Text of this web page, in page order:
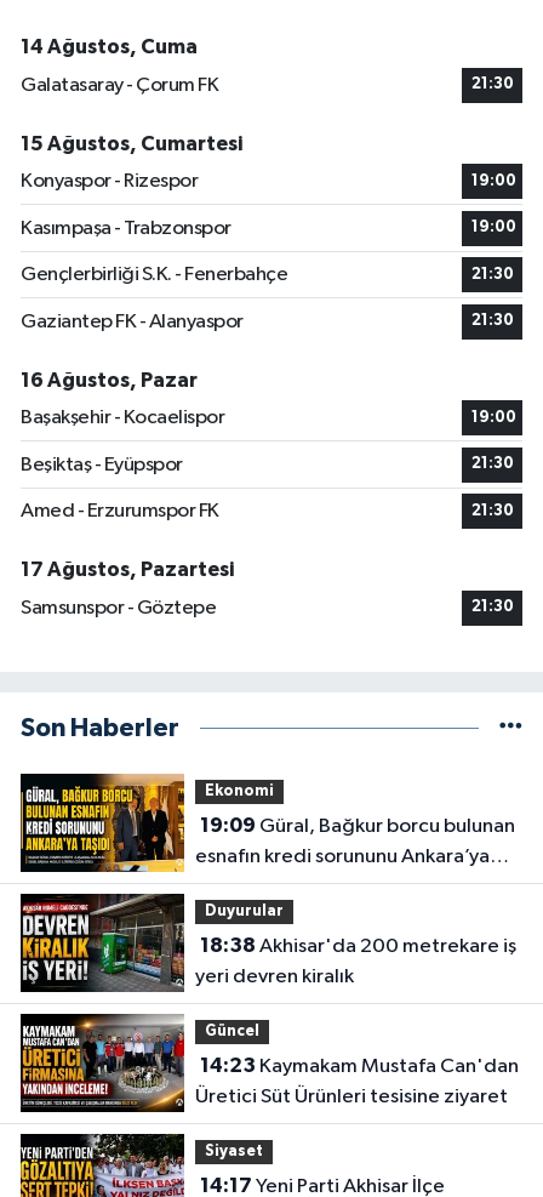
14 Ağustos, Cuma
Galatasaray - Çorum FK
21:30
15 Ağustos, Cumartesi
Konyaspor - Rizespor
19:00
Kasımpaşa - Trabzonspor 19:00
Gençlerbirliği S.K. - Fenerbahçe 21:30
Gaziantep FK - Alanyaspor 21:30
16 Ağustos, Pazar
Başakşehir - Kocaelispor
19:00
Beşiktaş - Eyüpspor 21:30
Amed - Erzurumspor FK 21:30
17 Ağustos, Pazartesi
Samsunspor - Göztepe
21:30
Son Haberler
Ekonomi
19:09
esnafın kredi sorununu Ankara’ya
taşıdı
Duyurular
18:38
yeri devren kiralık
Güncel
14:23
Üretici Süt Ürünleri tesisine ziyaret
Siyaset
14:17